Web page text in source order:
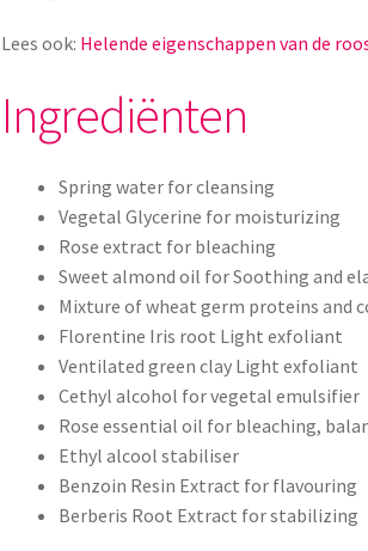
Lees ook: Helende eigenschappen van de
Ingrediënten
Spring water for cleansing
Vegetal Glycerine for moisturizing
Rose extract for bleaching
Sweet almond oil for Soothing and
Mixture of wheat germ proteins and
Florentine Iris root Light exfoliant
Ventilated green clay Light exfoliant
Cethyl alcohol for vegetal emulsifier
Rose essential oil for bleaching,
Ethyl alcool stabiliser
Benzoin Resin Extract for flavouring
Berberis Root Extract for stabilizing